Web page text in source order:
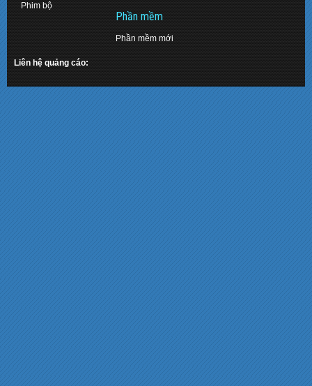
Phim bộ
Phần mềm
Phần mềm mới
Liên hệ quảng cáo: